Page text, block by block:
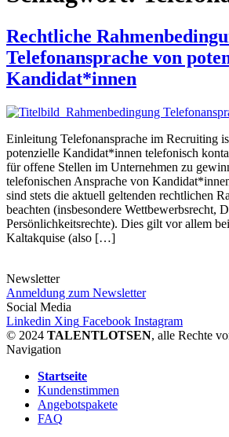
Rechtliche
Telefonansprache von
Kandidat*innen
Einleitung Telefonansprache im Recruiting
potenzielle Kandidat*innen telefonisch
für offene Stellen im Unternehmen zu
telefonischen Ansprache von
sind stets die aktuell geltenden rechtlichen
beachten (insbesondere Wettbewerbsrecht,
Persönlichkeitsrechte). Dies gilt vor allem
Kaltakquise (also […]
Newsletter
Anmeldung zum Newsletter
Social Media
Linkedin Xing Facebook Instagram
© 2024 TALENTLOTSEN, alle Rechte
Navigation
Startseite
Kundenstimmen
Angebotspakete
FAQ